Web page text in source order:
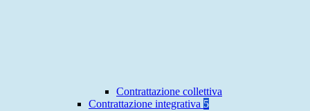
Contrattazione collettiva
Contrattazione integrativa 5